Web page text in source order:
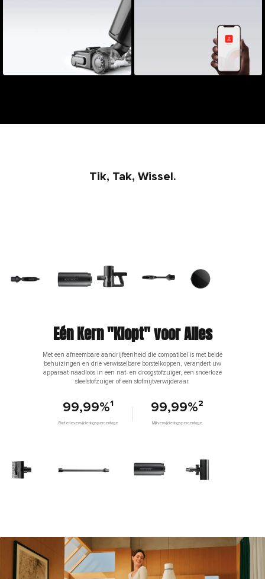
Tik, Tak, Wissel.
Eén Kern "Klopt" voor Alles
Met een afneembare aandrijfeenheid die compatibel is met beide
behuizingen en drie verwisselbare borstelkoppen, verandert uw
apparaat naadloos in een nat- en droogstofzuiger, een snoerloze
steelstofzuiger of een stofmijtverwijderaar.
99,99%¹
Bacterieverwijderingspercentage
99,99%²
Mijtverwijderingspercentage